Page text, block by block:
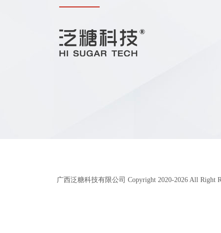
广西泛糖科技有限公司 Copyright 2020-2026 All Right